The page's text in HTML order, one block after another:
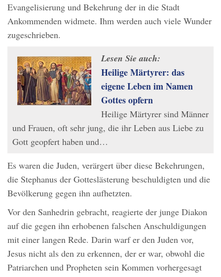
Evangelisierung und Bekehrung der in die Stadt
Ankommenden widmete. Ihm werden auch viele Wunder
zugeschrieben.
Lesen Sie auch:
Heilige Märtyrer: das
eigene Leben im Namen
Gottes opfern
Heilige Märtyrer sind Männer
und Frauen, oft sehr jung, die ihr Leben aus Liebe zu
Gott geopfert haben und…
Es waren die Juden, verärgert über diese Bekehrungen,
die Stephanus der Gotteslästerung beschuldigten und die
Bevölkerung gegen ihn aufhetzten.
Vor den Sanhedrin gebracht, reagierte der junge Diakon
auf die gegen ihn erhobenen falschen Anschuldigungen
mit einer langen Rede. Darin warf er den Juden vor,
Jesus nicht als den zu erkennen, der er war, obwohl die
Patriarchen und Propheten sein Kommen vorhergesagt